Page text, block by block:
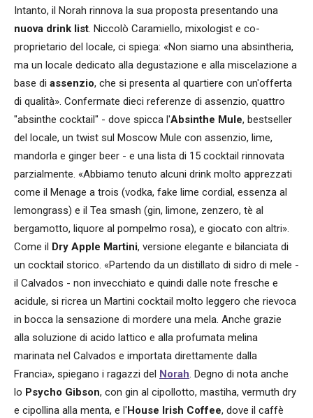
Intanto, il Norah rinnova la sua proposta presentando una
nuova drink list. Niccolò Caramiello, mixologist e co-
proprietario del locale, ci spiega: «Non siamo una absintheria,
ma un locale dedicato alla degustazione e alla miscelazione a
base di assenzio, che si presenta al quartiere con un'offerta
di qualità». Confermate dieci referenze di assenzio, quattro
"absinthe cocktail" - dove spicca l'Absinthe Mule, bestseller
del locale, un twist sul Moscow Mule con assenzio, lime,
mandorla e ginger beer - e una lista di 15 cocktail rinnovata
parzialmente. «Abbiamo tenuto alcuni drink molto apprezzati
come il Menage a trois (vodka, fake lime cordial, essenza al
lemongrass) e il Tea smash (gin, limone, zenzero, tè al
bergamotto, liquore al pompelmo rosa), e giocato con altri».
Come il Dry Apple Martini, versione elegante e bilanciata di
un cocktail storico. «Partendo da un distillato di sidro di mele -
il Calvados - non invecchiato e quindi dalle note fresche e
acidule, si ricrea un Martini cocktail molto leggero che rievoca
in bocca la sensazione di mordere una mela. Anche grazie
alla soluzione di acido lattico e alla profumata melina
marinata nel Calvados e importata direttamente dalla
Francia», spiegano i ragazzi del Norah. Degno di nota anche
lo Psycho Gibson, con gin al cipollotto, mastiha, vermuth dry
e cipollina alla menta, e l'House Irish Coffee, dove il caffè